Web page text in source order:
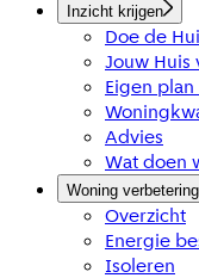
Inzicht krijgen
Doe de
Jouw Huis
Eigen
Advies
Wat doen
Woning
Overzicht
Energie
Isoleren